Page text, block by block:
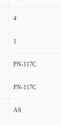
4
1
PN-117C
PN-117C
AS